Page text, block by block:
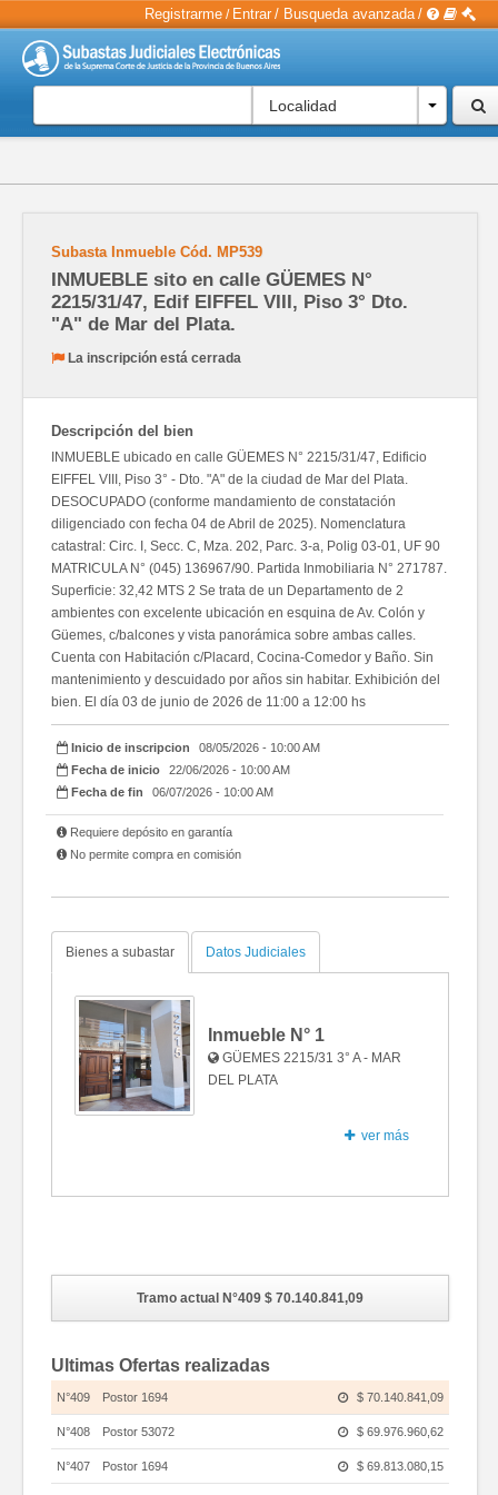
Registrarme / Entrar / Busqueda avanzada /
Localidad
Subasta Inmueble Cód. MP539
INMUEBLE sito en calle GÜEMES N°
2215/31/47, Edif EIFFEL VIII, Piso 3° Dto.
"A" de Mar del Plata.
La inscripción está cerrada
Descripción del bien
INMUEBLE ubicado en calle GÜEMES N° 2215/31/47, Edificio
EIFFEL VIII, Piso 3° - Dto. "A" de la ciudad de Mar del Plata.
DESOCUPADO (conforme mandamiento de constatación
diligenciado con fecha 04 de Abril de 2025). Nomenclatura
catastral: Circ. I, Secc. C, Mza. 202, Parc. 3-a, Polig 03-01, UF 90
MATRICULA N° (045) 136967/90. Partida Inmobiliaria N° 271787.
Superficie: 32,42 MTS 2 Se trata de un Departamento de 2
ambientes con excelente ubicación en esquina de Av. Colón y
Güemes, c/balcones y vista panorámica sobre ambas calles.
Cuenta con Habitación c/Placard, Cocina-Comedor y Baño. Sin
mantenimiento y descuidado por años sin habitar. Exhibición del
bien. El día 03 de junio de 2026 de 11:00 a 12:00 hs
Inicio de inscripcion
08/05/2026 - 10:00 AM
Fecha de inicio
22/06/2026 - 10:00 AM
Fecha de fin
06/07/2026 - 10:00 AM
Requiere depósito en garantía
No permite compra en comisión
Bienes a subastar Datos Judiciales
Inmueble N° 1
GÜEMES 2215/31 3° A - MAR
DEL PLATA
ver más
Tramo actual N°409 $ 70.140.841,09
Ultimas Ofertas realizadas
N°409 Postor 1694 $ 70.140.841,09
N°408 Postor 53072 $ 69.976.960,62
N°407 Postor 1694 $ 69.813.080,15